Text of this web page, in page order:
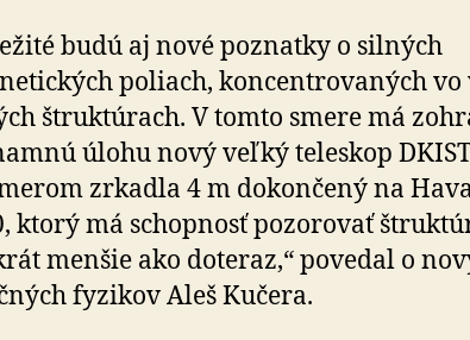
budú aj nové poznatky o silných
poliach, koncentrovaných
štruktúrach. V tomto smere má
úlohu nový veľký teleskop
zrkadla 4 m dokončený na
ktorý má schopnosť pozorovať
menšie ako doteraz,“ povedal o
fyzikov Aleš Kučera.